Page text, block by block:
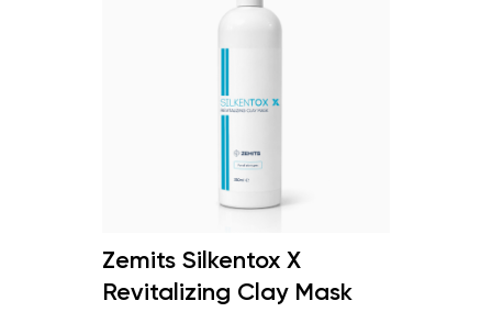
Zemits Silkentox X
Revitalizing Clay Mask